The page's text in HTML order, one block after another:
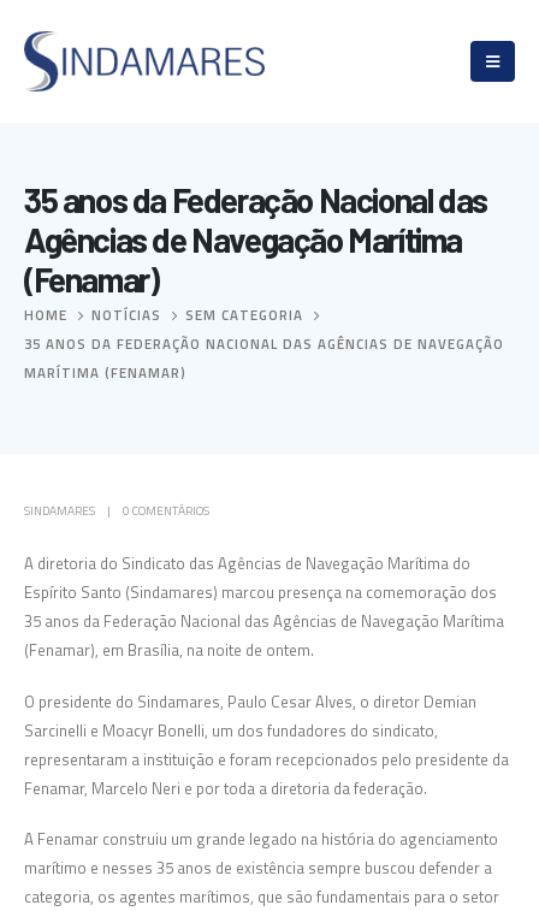
35 anos da Federação Nacional das
Agências de Navegação Marítima
(Fenamar)
HOME NOTÍCIAS
SEM CATEGORIA
35 ANOS DA FEDERAÇÃO NACIONAL DAS AGÊNCIAS DE NAVEGAÇÃO
MARÍTIMA (FENAMAR)
SINDAMARES 0 COMENTÁRIOS
A diretoria do Sindicato das Agências de Navegação Marítima do
Espírito Santo (Sindamares) marcou presença na comemoração dos
35 anos da Federação Nacional das Agências de Navegação Marítima
(Fenamar), em Brasília, na noite de ontem.
O presidente do Sindamares, Paulo Cesar Alves, o diretor Demian
Sarcinelli e Moacyr Bonelli, um dos fundadores do sindicato,
representaram a instituição e foram recepcionados pelo presidente da
Fenamar, Marcelo Neri e por toda a diretoria da federação.
A Fenamar construiu um grande legado na história do agenciamento
marítimo e nesses 35 anos de existência sempre buscou defender a
categoria, os agentes marítimos, que são fundamentais para o setor